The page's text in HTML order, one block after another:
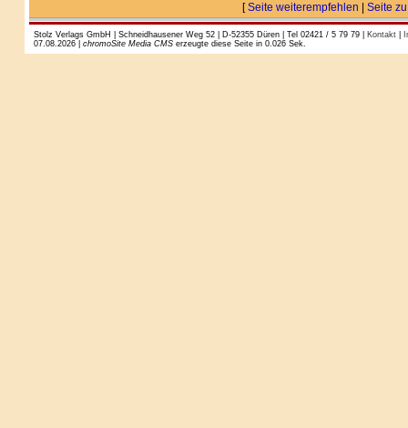
[Seite weiterempfehlen Seite
Stolz Verlags GmbH | Schneidhausener Weg 52 | D-52355 Düren | Tel 02421 / 5 79 79 | Kontakt|
07.08.2026 | chromoSite Media CMSerzeugte diese Seite in 0.026 Sek.